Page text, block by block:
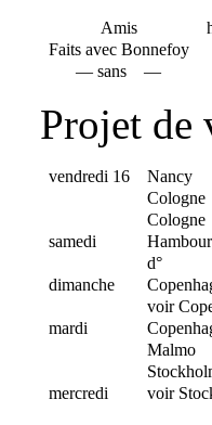
Amis
Faits avec Bonnefoy
— sans —
Projet de
vendredi 16 Nancy
Cologne
Cologne
samedi
d°
dimanche
voir
mardi
Malmo
mercredi
voir